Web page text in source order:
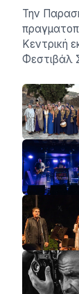
Την
Κεντρική
Φεστιβάλ